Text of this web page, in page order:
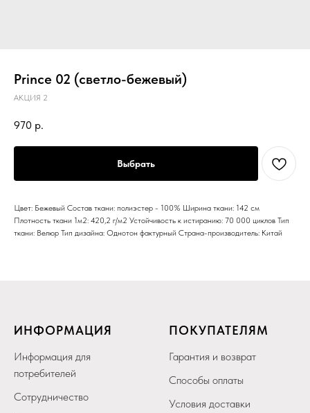
Prince 02 (светло-бежевый)
АКЦИЯ 2
970 р.
Выбрать
Цвет: Бежевый Состав ткани: полиэстер - 100% Ширина ткани: 142 см
Плотность ткани 1м2: 420,2 г/м2 Устойчивость к истиранию: 70 000 циклов Тип
ткани: Велюр Тип дизайна: Однотон фактурный Страна-производитель: Китай
ИНФОРМАЦИЯ
Информация для
потребителей
Сотрудничество
ПОКУПАТЕЛЯМ
Гарантия и возврат
Способы оплаты
Условия доставки